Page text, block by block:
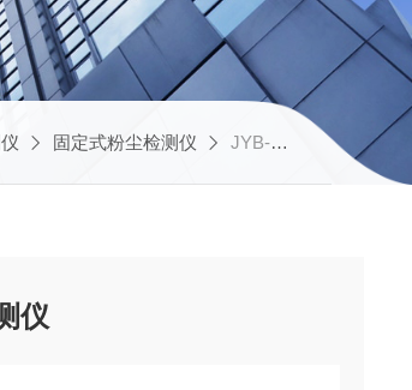
固定式粉尘检测仪 JYB-FY福建饲料生产加工车间粉尘总尘检测仪
仪